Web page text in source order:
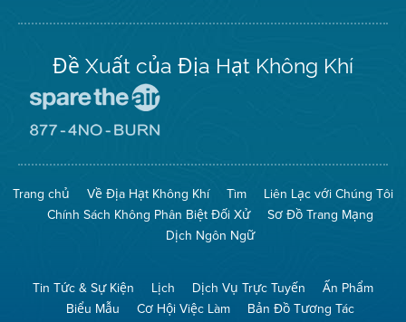
Đề Xuất của Địa Hạt Không Khí
The
(Bảo
Toàn
Không
Khí)
Mạng
No
Burn
(Không
Đốt)
Trang chủ Về Địa Hạt Không Khí Tìm
Liên Lạc với Chúng Tôi
Chính Sách Không Phân Biệt Đối Xử
Sơ Đồ Trang Mạng
Dịch Ngôn Ngữ
Tin Tức & Sự Kiện Lịch Dịch Vụ Trực Tuyến
Ấn Phẩm
Biểu Mẫu
Cơ Hội Việc Làm Bản Đồ Tương Tác